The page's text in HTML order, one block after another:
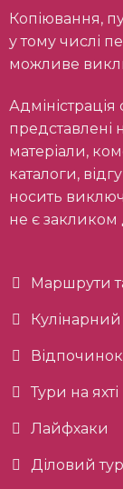
Копіювання, публікація та будь-яке використання,
у тому числі
можливе
Адміністрація сайту не несе відповідальності за
представлені
матеріали,
каталоги,
носить
не є закликом
Маршрути
Відпочинок
Тури на яхті
Лайфхаки
Діловий